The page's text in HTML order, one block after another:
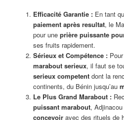
Efficacité Garantie :En tant
paiement après resultat, le
pour une prière puissante
ses fruits rapidement.
Sérieux et Compétence :Pour
marabout serieux, il faut se
serieux competentdont la
continents, du Bénin jusqu’au
Le Plus Grand Marabout :
puissant marabout,
concevoiravec des rituels de